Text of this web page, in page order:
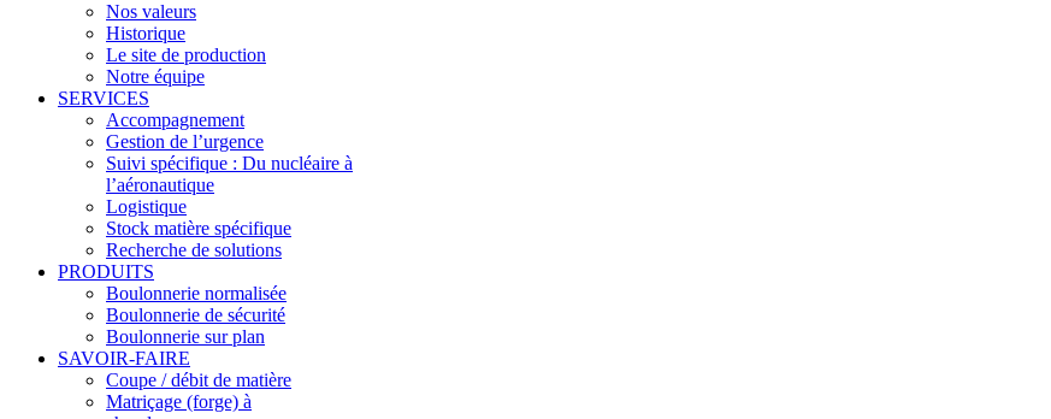
Nos valeurs
Historique
Le site de production
Notre équipe
SERVICES
Accompagnement
Gestion de l’urgence
Suivi spécifique : Du nucléaire à
l’aéronautique
Logistique
Stock matière spécifique
Recherche de solutions
PRODUITS
Boulonnerie normalisée
Boulonnerie de sécurité
Boulonnerie sur plan
SAVOIR-FAIRE
Coupe / débit de matière
Matriçage (forge) à